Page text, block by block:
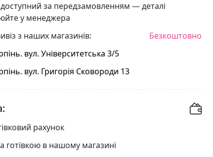
за передзамовленням — деталі
у менеджера
з наших магазинів:
Безкоштовно
вул. Університетська 3/5
вул. Григорія Сковороди 13
рахунок
готівкою в нашому магазині